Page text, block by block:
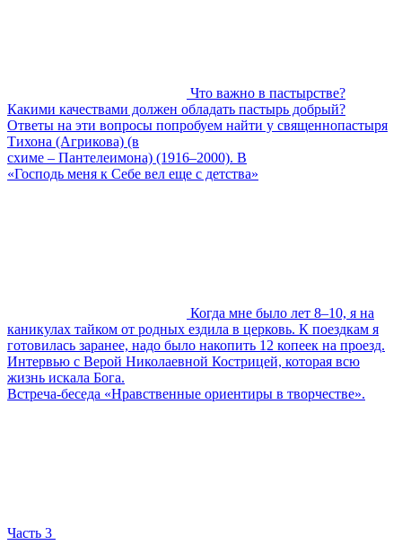
Что важно в пастырстве?
Какими качествами должен обладать пастырь добрый?
Ответы на эти вопросы попробуем найти у священнопастыря
Тихона (Агрикова) (в
схиме – Пантелеимона) (1916–2000). В
«Господь меня к Себе вел еще с детства»
Когда мне было лет 8–10, я на
каникулах тайком от родных ездила в церковь. К поездкам я
готовилась заранее, надо было накопить 12 копеек на проезд.
Интервью с Верой Николаевной Кострицей, которая всю
жизнь искала Бога.
Встреча-беседа «Нравственные ориентиры в творчестве».
Часть 3